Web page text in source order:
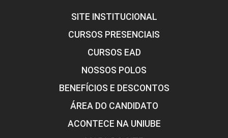
SITE INSTITUCIONAL
CURSOS PRESENCIAIS
CURSOS EAD
NOSSOS POLOS
BENEFÍCIOS E DESCONTOS
ÁREA DO CANDIDATO
ACONTECE NA UNIUBE